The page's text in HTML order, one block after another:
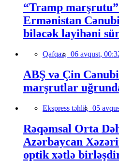
“Tramp
Ermənistan
biləcək layihəni
Qafqaz, 06 avqust,
ABŞ və Çin
marşrutlar
Ekspress təhlil, 05
Rəqəmsal Orta
Azərbaycan
optik xətlə